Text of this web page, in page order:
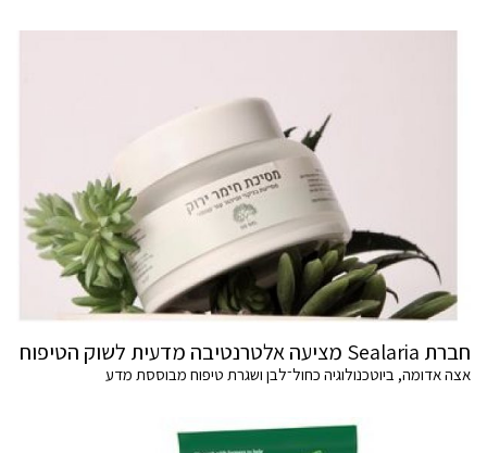
חברת Sealaria מציעה אלטרנטיבה מדעית לשוק הטיפוח
אצה אדומה, ביוטכנולוגיה כחול־לבן ושגרת טיפוח מבוססת מדע